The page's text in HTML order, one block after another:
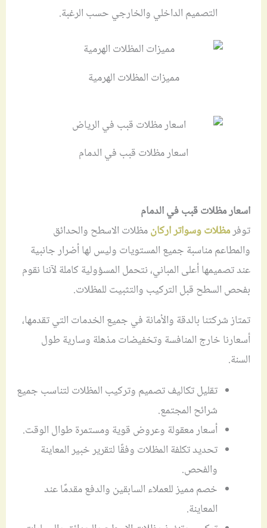
التصميم الداخلي والخارجي حسب الرغبة.
مميزات المظلات الهرمية
اسعار مظلات قبب في الدمام
اسعار مظلات قبب في الدمام
توفرمظلات وسواتر اركانمظلات الاسطح والحدائق
والمطاعم مناسبة جميع المستويات وليس لها أضرار جانبية
عند تصميمها أعلى المباني، نتحمل المسؤولية كاملة لآننا نقوم
بفحص السطح قبل التركيب والتثبيت للمظلات.
تمتاز شركتنا بالدقة والأمانة في جميع الخدمات التي تقدمها،
أسعارنا خارج المنافسة وتخفيضات مذهلة وسارية طول
السنة.
تقليل تكاليف تصميم وتركيب المظلات لتناسب جميع
شرائح المجتمع.
أسعار معقولة وعروض قوية ومستمرة طوال الوقت.
تحديد تكلفة المظلات وفقًا لتقرير خبير المعاينة
والفحص.
خصم مميز للعملاء السابقين والدفع مقدمًا عند
المعاينة.